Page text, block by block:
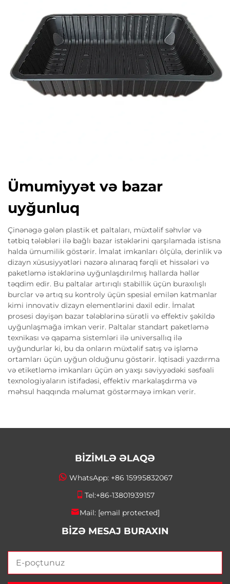
Ümumiyyət və bazar
uyğunluq
Çinənəgə gələn plastik et paltaları, müxtəlif səhvlər və
tətbiq tələbləri ilə bağlı bazar istəklərini qarşılamada istisna
halda ümumilik göstərir. İmalat imkanları ölçülə, derinlik və
dizayn xüsusiyyətləri nəzərə alınaraq fərqli et hissələri və
paketləmə istəklərinə uyğunlaşdırılmış hallarda həllər
təqdim edir. Bu paltalar artırıqlı stabillik üçün buraxılışlı
burclar və artıq su kontroly üçün spesial emilən katmanlar
kimi innovativ dizayn elementlərini daxil edir. İmalat
prosesi dəyişən bazar tələblərinə sürətli və effektiv şəkildə
uyğunlaşmağa imkan verir. Paltalar standart paketləmə
texnikası və qapama sistemləri ilə universallıq ilə
uyğundurlar ki, bu da onların müxtəlif satış və işləmə
ortamları üçün uyğun olduğunu göstərir. İqtisadi yazdırma
və etiketləmə imkanları üçün ən yaxşı səviyyədəki səsfəali
texnologiyaların istifadəsi, effektiv markalaşdırma və
məhsul haqqında məlumat göstərməyə imkan verir.
BİZİMLƏ ƏLAQƏ
WhatsApp: +86 15995832067
Tel:+86-13801939157
Mail: [email protected]
BIZƏ MESAJ BURAXIN